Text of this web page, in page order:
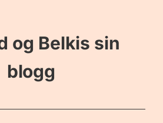
og Belkis sin
blogg